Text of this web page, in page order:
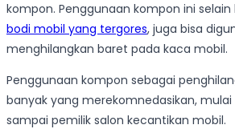
kompon. Penggunaan kompon ini
bodi mobil yang tergores, juga bisa
menghilangkan baret pada kaca mobil.
Penggunaan kompon sebagai
banyak yang merekomnedasikan, mulai
sampai pemilik salon kecantikan mobil.